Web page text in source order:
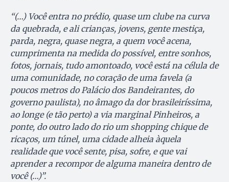
“(…) Você entra no prédio, quase um clube na curva
da quebrada, e ali crianças, jovens, gente mestiça,
parda, negra, quase negra, a quem você acena,
cumprimenta na medida do possível, entre sonhos,
fotos, jornais, tudo amontoado, você está na célula de
uma comunidade, no coração de uma favela (a
poucos metros do Palácio dos Bandeirantes, do
governo paulista), no âmago da dor brasileiríssima,
ao longe (e tão perto) a via marginal Pinheiros, a
ponte, do outro lado do rio um shopping chique de
ricaços, um túnel, uma cidade alheia àquela
realidade que você sente, pisa, sofre, e que vai
aprender a recompor de alguma maneira dentro de
você (…)”.